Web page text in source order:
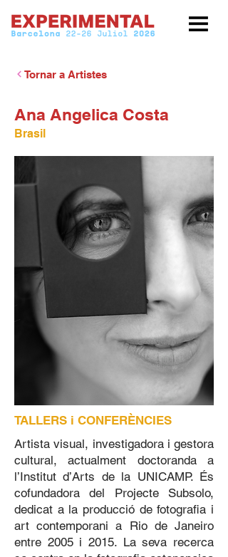
Tornar a Artistes
Ana Angelica Costa
Brasil
TALLERS i CONFERÈNCIES
Artista visual, investigadora i gestora
cultural, actualment doctoranda a
l’Institut d’Arts de la UNICAMP. És
cofundadora del Projecte Subsolo,
dedicat a la producció de fotografia i
art contemporani a Rio de Janeiro
entre 2005 i 2015. La seva recerca